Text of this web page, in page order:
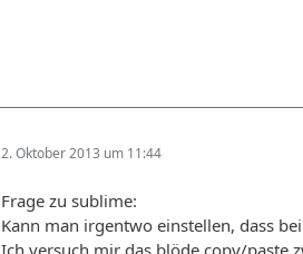
2. Oktober 2013 um 11:44
Frage zu sublime:
Kann man irgentwo einstellen, dass
Ich versuch mir das blöde copy/paste